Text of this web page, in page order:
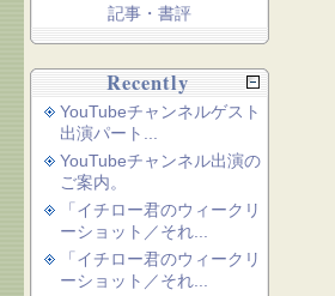
記事・書評
Recently
YouTubeチャンネルゲスト
出演パート...
YouTubeチャンネル出演の
ご案内。
「イチロー君のウィークリ
ーショット／それ...
「イチロー君のウィークリ
ーショット／それ...